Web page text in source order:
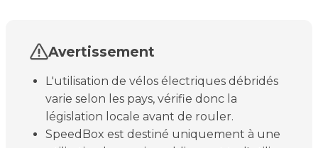
Avertissement
L'utilisation de vélos électriques débridés
varie selon les pays, vérifie donc la
législation locale avant de rouler.
SpeedBox est destiné uniquement à une